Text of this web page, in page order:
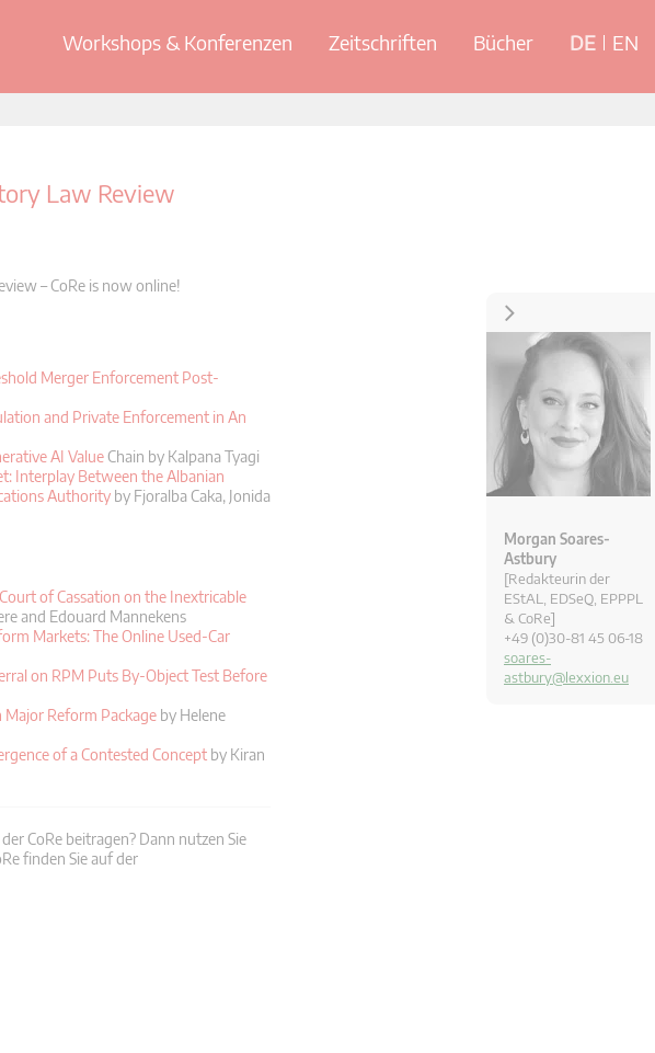
Workshops & Konferenzen Zeitschriften Bücher DE EN
Morgan Soares-
Astbury
[Redakteurin der
EStAL, EDSeQ, EPPPL
& CoRe]
+49 (0)30-81 45 06-18
soares-
astbury@lexxion.eu
Law Review
– CoRe is now online!
Merger Enforcement Post-
and Private Enforcement in An
AI Value Chain by Kalpana Tyagi
Interplay Between the Albanian
Authority by Fjoralba Caka, Jonida
of Cassation on the Inextricable
and Edouard Mannekens
Markets: The Online Used-Car
on RPM Puts By-Object Test Before
Reform Package by Helene
of a Contested Concept by Kiran
CoRe beitragen? Dann nutzen Sie
finden Sie auf der